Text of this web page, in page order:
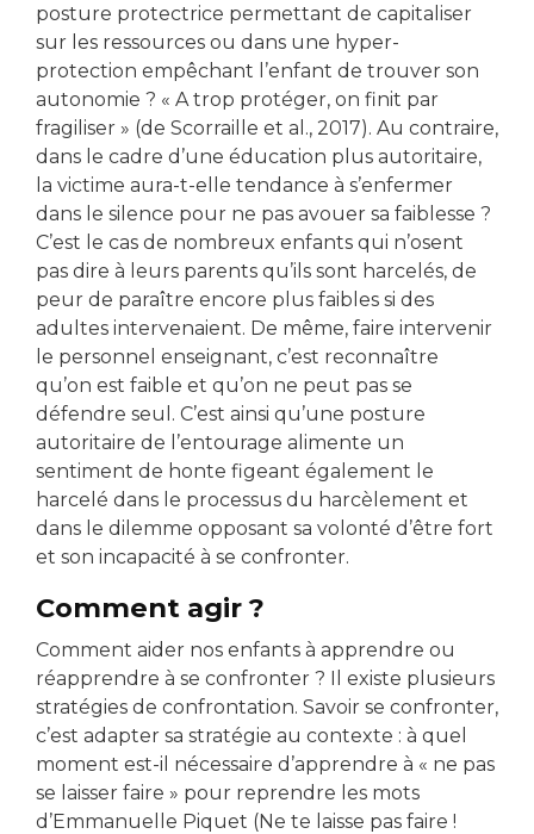
posture protectrice permettant de capitaliser
sur les ressources ou dans une hyper-
protection empêchant l’enfant de trouver son
autonomie ? « A trop protéger, on finit par
fragiliser » (de Scorraille et al., 2017). Au contraire,
dans le cadre d’une éducation plus autoritaire,
la victime aura-t-elle tendance à s’enfermer
dans le silence pour ne pas avouer sa faiblesse ?
C’est le cas de nombreux enfants qui n’osent
pas dire à leurs parents qu’ils sont harcelés, de
peur de paraître encore plus faibles si des
adultes intervenaient. De même, faire intervenir
le personnel enseignant, c’est reconnaître
qu’on est faible et qu’on ne peut pas se
défendre seul. C’est ainsi qu’une posture
autoritaire de l’entourage alimente un
sentiment de honte figeant également le
harcelé dans le processus du harcèlement et
dans le dilemme opposant sa volonté d’être fort
et son incapacité à se confronter.
Comment agir ?
Comment aider nos enfants à apprendre ou
réapprendre à se confronter ? Il existe plusieurs
stratégies de confrontation. Savoir se confronter,
c’est adapter sa stratégie au contexte : à quel
moment est-il nécessaire d’apprendre à « ne pas
se laisser faire » pour reprendre les mots
d’Emmanuelle Piquet (Ne te laisse pas faire !